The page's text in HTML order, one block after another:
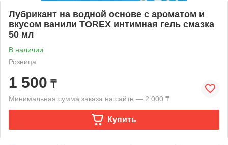
Лубрикант на водной основе с ароматом и
вкусом ванили TOREX интимная гель смазка
50 мл
В наличии
Розница
1 500 ₸
Минимальная сумма заказа на сайте — 2 000 ₸
Купить